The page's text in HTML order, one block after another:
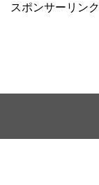
スポンサーリンク